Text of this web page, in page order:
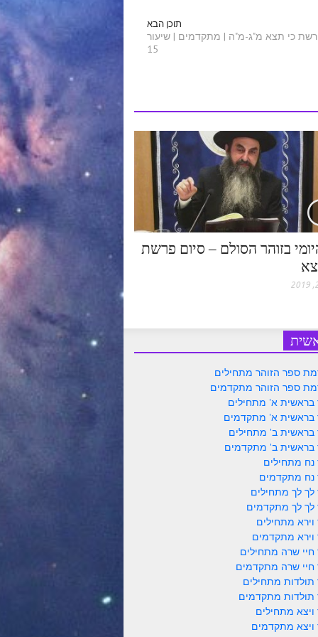
תוכן הבא
כי תצא מ"ג-מ"ה | מתקדמים | שיעור
15
בזוהר הסולם – סיום פרשת
ספר הזוהר מתחילים
ספר הזוהר מתקדמים
בראשית א' מתחילים
בראשית א' מתקדמים
בראשית ב' מתחילים
בראשית ב' מתקדמים
נח מתחילים
נח מתקדמים
לך לך מתחילים
לך לך מתקדמים
וירא מתחילים
וירא מתקדמים
חיי שרה מתחילים
חיי שרה מתקדמים
תולדות מתחילים
תולדות מתקדמים
ויצא מתחילים
ויצא מתקדמים